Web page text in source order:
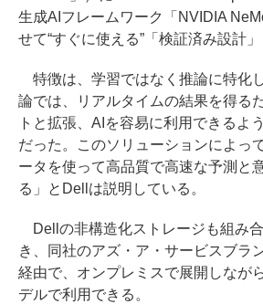
生成AIフレームワーク「NVIDIA
せて“すぐに使える”「検証済み設計」
特徴は、学習ではなく推論に特化
論では、リアルタイムの結果を得る
トと拡張、AIを容易に利用できるよ
だった。このソリューションによっ
ータを使って高品質で高速な予測と
る」とDellは説明している。
Dellの非構造化ストレージも組み
き、同社のアズ・ア・サービスブラ
経由で、オンプレミスで展開しなが
デルで利用できる。